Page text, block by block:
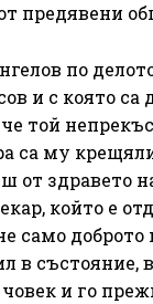
предявени
по
и с която
че той
са му
от здравето
който е
само
в
и го